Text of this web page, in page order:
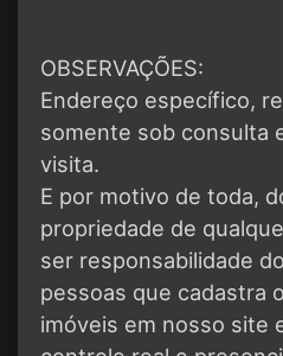
OBSERVAÇÕES:
Endereço específico,
somente sob consulta
visita.
E por motivo de toda,
propriedade de
ser responsabilidade
pessoas que cadastra
imóveis em nosso site